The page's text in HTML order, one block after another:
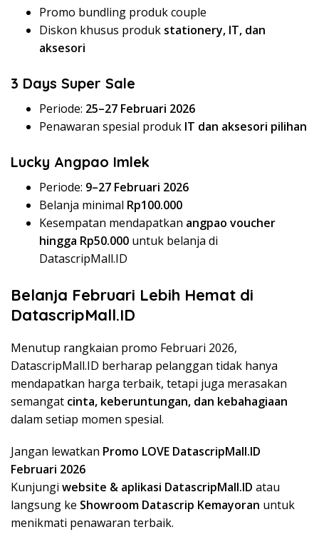
Promo bundling produk couple
Diskon khusus produk stationery, IT, dan
aksesori
3 Days Super Sale
Periode: 25–27 Februari 2026
Penawaran spesial produk IT dan aksesori pilihan
Lucky Angpao Imlek
Periode: 9–27 Februari 2026
Belanja minimal Rp100.000
Kesempatan mendapatkan angpao voucher
hingga Rp50.000 untuk belanja di
DatascripMall.ID
Belanja Februari Lebih Hemat di
DatascripMall.ID
Menutup rangkaian promo Februari 2026,
DatascripMall.ID berharap pelanggan tidak hanya
mendapatkan harga terbaik, tetapi juga merasakan
semangat cinta, keberuntungan, dan kebahagiaan
dalam setiap momen spesial.
Jangan lewatkan Promo LOVE DatascripMall.ID
Februari 2026
Kunjungi website & aplikasi DatascripMall.ID atau
langsung ke Showroom Datascrip Kemayoran untuk
menikmati penawaran terbaik.